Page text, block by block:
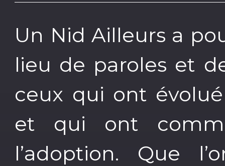
Un Nid Ailleurs a
lieu de paroles et
ceux qui ont
et qui ont
l’adoption. Que